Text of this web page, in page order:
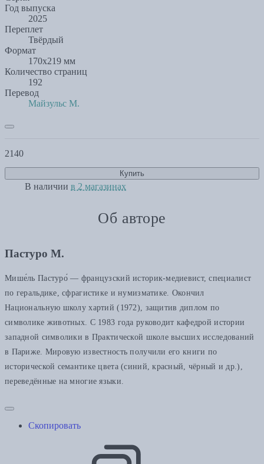
Год выпуска
2025
Переплет
Твёрдый
Формат
170х219 мм
Количество страниц
192
Перевод
Майзульс М.
2140
Купить
В наличии в 2 магазинах
Об авторе
Пастуро М.
Мише́ль Пастуро́ — французский историк-медиевист, специалист
по геральдике, сфрагистике и нумизматике. Окончил
Национальную школу хартий (1972), защитив диплом по
символике животных. С 1983 года руководит кафедрой истории
западной символики в Практической школе высших исследований
в Париже. Мировую известность получили его книги по
исторической семантике цвета (синий, красный, чёрный и др.),
переведённые на многие языки.
Скопировать